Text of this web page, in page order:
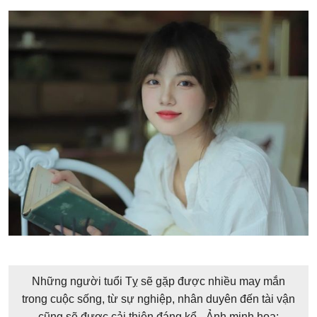
Những người tuổi Tỵ sẽ gặp được nhiều may mắn
trong cuộc sống, từ sự nghiệp, nhân duyên đến tài vận